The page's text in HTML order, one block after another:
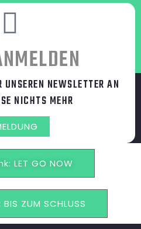
NEWSLETTER AN
NICHTS MEHR
LET GO NOW
ZUM SCHLUSS